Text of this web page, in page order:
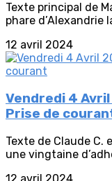
Texte principal de
phare d’Alexandrie
12 avril 2024
Vendredi 4
Prise de
Texte de Claude C.
une vingtaine
12 avril 2024